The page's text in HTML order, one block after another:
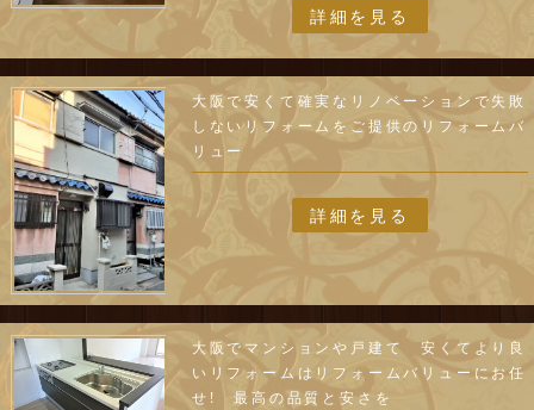
詳細を見る
大阪で安くて確実なリノベーションで失敗
しないリフォームをご提供のリフォームバ
リュー
詳細を見る
大阪でマンションや戸建て 安くてより良
いリフォームはリフォームバリューにお任
せ! 最高の品質と安さを